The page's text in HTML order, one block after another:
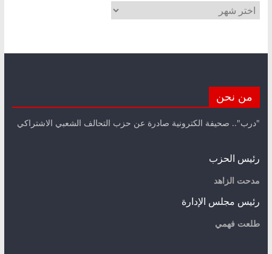
الأرشيف
من نحن
"درب".. صحيفة الكترونية صادرة عن حزب التحالف الشعبي الاشتراكي
رئيس الحزب
مدحت الزاهد
رئيس مجلس الإدارة
طلعت فهمي